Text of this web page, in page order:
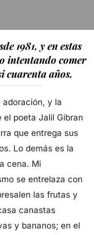
1981, y en estas
intentando comer
cuarenta años.
y la
el poeta Jalil Gibran
que entrega sus
Lo demás es la
cena. Mi
se entrelaza con
las frutas y
canastas
y bananos; en el